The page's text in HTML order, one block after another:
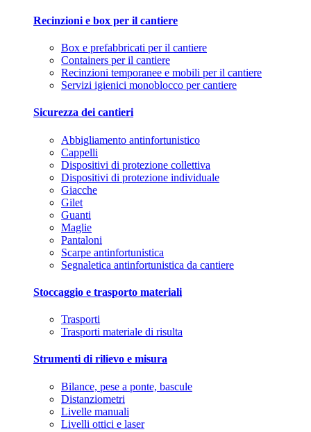
Recinzioni e box per il cantiere
Box e prefabbricati per il cantiere
Containers per il cantiere
Recinzioni temporanee e mobili per il cantiere
Servizi igienici monoblocco per cantiere
Sicurezza dei cantieri
Abbigliamento antinfortunistico
Cappelli
Dispositivi di protezione collettiva
Dispositivi di protezione individuale
Giacche
Gilet
Guanti
Maglie
Pantaloni
Scarpe antinfortunistica
Segnaletica antinfortunistica da cantiere
Stoccaggio e trasporto materiali
Trasporti
Trasporti materiale di risulta
Strumenti di rilievo e misura
Bilance, pese a ponte, bascule
Distanziometri
Livelle manuali
Livelli ottici e laser